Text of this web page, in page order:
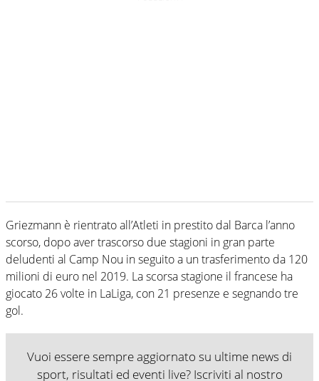
Griezmann è rientrato all’Atleti in prestito dal Barca l’anno
scorso, dopo aver trascorso due stagioni in gran parte
deludenti al Camp Nou in seguito a un trasferimento da 120
milioni di euro nel 2019. La scorsa stagione il francese ha
giocato 26 volte in LaLiga, con 21 presenze e segnando tre
gol.
Vuoi essere sempre aggiornato su ultime news di
sport, risultati ed eventi live? Iscriviti al nostro